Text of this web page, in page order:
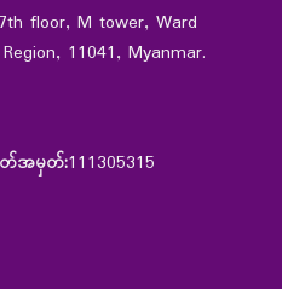
floor, M tower, Ward
11041, Myanmar.
တ်အမှတ်:111305315